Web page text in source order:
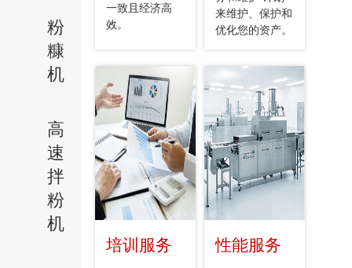
粉
糠
机
高
速
拌
粉
机
一致且经济高
效。
来维护、保护和
优化您的资产。
培训服务 性能服务